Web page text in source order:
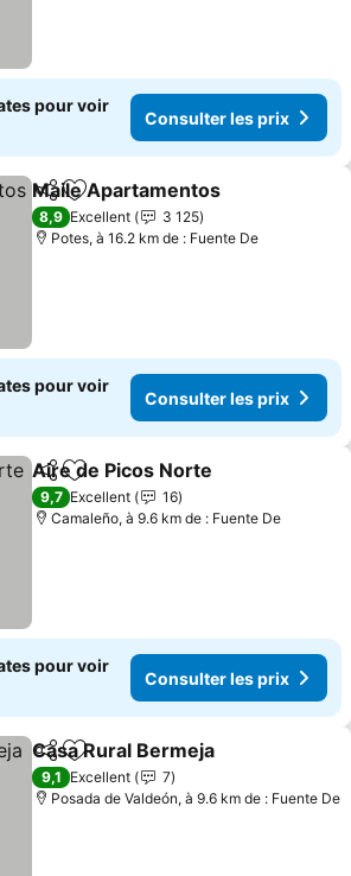
pour voir
Consulter les prix
PartagerAjouter à mes favoris
Maile Apartamentos
8,9 Excellent
3 125
Potes, à 16.2 km de : Fuente De
pour voir
Consulter les prix
PartagerAjouter à mes favoris
Aire de Picos Norte
9,7 Excellent
16
Camaleño, à 9.6 km de : Fuente De
pour voir
Consulter les prix
PartagerAjouter à mes favoris
Casa Rural Bermeja
9,1 Excellent
7
Posada de Valdeón, à 9.6 km de : Fuente De